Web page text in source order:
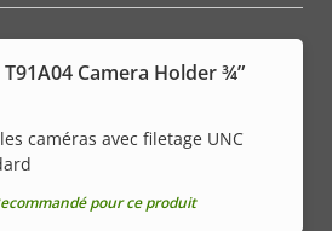
T91A04 Camera Holder ¾”
caméras avec filetage UNC
pour ce produit